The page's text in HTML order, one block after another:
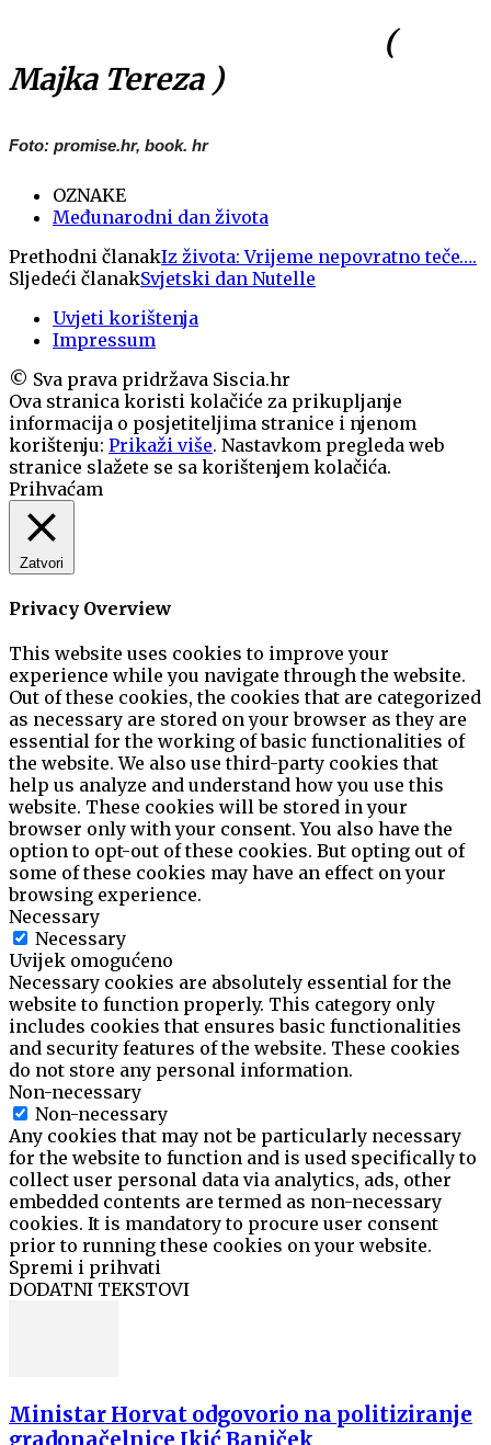
(
Majka Tereza )
Foto: promise.hr, book. hr
OZNAKE
Međunarodni dan života
Prethodni članakIz života: Vrijeme nepovratno teče….
Sljedeći članakSvjetski dan Nutelle
Uvjeti korištenja
Impressum
© Sva prava pridržava Siscia.hr
Ova stranica koristi kolačiće za prikupljanje
informacija o posjetiteljima stranice i njenom
korištenju: Prikaži više. Nastavkom pregleda web
stranice slažete se sa korištenjem kolačića.
Prihvaćam
Zatvori
Privacy Overview
This website uses cookies to improve your
experience while you navigate through the website.
Out of these cookies, the cookies that are categorized
as necessary are stored on your browser as they are
essential for the working of basic functionalities of
the website. We also use third-party cookies that
help us analyze and understand how you use this
website. These cookies will be stored in your
browser only with your consent. You also have the
option to opt-out of these cookies. But opting out of
some of these cookies may have an effect on your
browsing experience.
Necessary
Necessary
Uvijek omogućeno
Necessary cookies are absolutely essential for the
website to function properly. This category only
includes cookies that ensures basic functionalities
and security features of the website. These cookies
do not store any personal information.
Non-necessary
Non-necessary
Any cookies that may not be particularly necessary
for the website to function and is used specifically to
collect user personal data via analytics, ads, other
embedded contents are termed as non-necessary
cookies. It is mandatory to procure user consent
prior to running these cookies on your website.
Spremi i prihvati
DODATNI TEKSTOVI
Ministar Horvat odgovorio na politiziranje